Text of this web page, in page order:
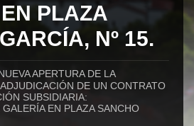
PLAZA
Nº 15.
APERTURA DE LA
DE UN CONTRATO
SUBSIDIARIA:
EN PLAZA SANCHO